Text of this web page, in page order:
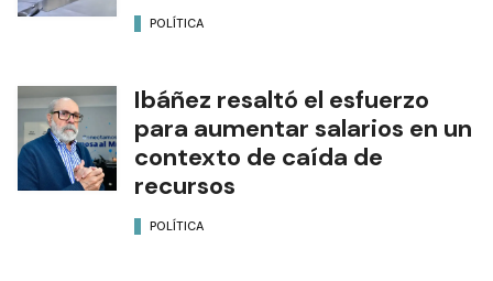
POLÍTICA
Ibáñez resaltó el esfuerzo
para aumentar salarios en un
contexto de caída de
recursos
POLÍTICA